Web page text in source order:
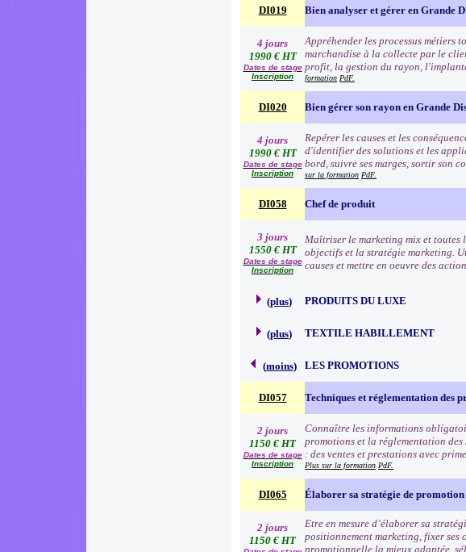
DI019 Bien analyser et gérer en Grande
4 jours
1990 € HT
Dates de stage
Inscription
Appréhender les processus métiers
marchandise à la collecte par le
profit, la gestion du rayon,
formation PdF.
DI020 Bien gérer son rayon en Grande
4 jours
1990 € HT
Dates de stage
Inscription
Repérer les causes et les
d'identifier des solutions et les
bord, suivre ses marges, sortir son
sur la formation PdF.
DI058 Chef de produit
3 jours
1550 € HT
Dates de stage
Inscription
Maîtriser le marketing mix et toutes
objectifs et la stratégie marketing.
causes et mettre en oeuvre des
(plus) PRODUITS DU LUXE
(plus) TEXTILE HABILLEMENT
(moins) LES PROMOTIONS
DI057 Techniques et réglementation des
2 jours
1150 € HT
Dates de stage
Inscription
Connaître les informations
promotions et la réglementation
: des ventes et prestations avec
Plus sur la formation PdF.
DI065 Élaborer sa stratégie de promotion
2 jours
1150 € HT
Etre en mesure d’élaborer sa
positionnement marketing, fixer
promotionnelle la mieux adaptée,